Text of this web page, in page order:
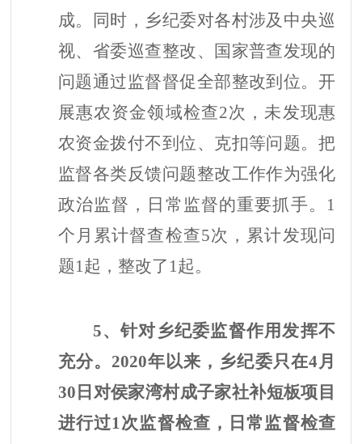
成。同时，乡纪委对各村涉及中央巡
视、省委巡查整改、国家普查发现的
问题通过监督督促全部整改到位。开
展惠农资金领域检查2次，未发现惠
农资金拨付不到位、克扣等问题。 把
监督各类反馈问题整改工作作为强化
政治监督，日常监督的重要抓手。 1
个月累计督查检查5次，累计发现问
题1起，整改了1起。
5、针对乡纪委监督作用发挥不
充分。2020年以来，乡纪委只在4月
30日对侯家湾村成子家社补短板项目
进行过1次监督检查，日常监督检查